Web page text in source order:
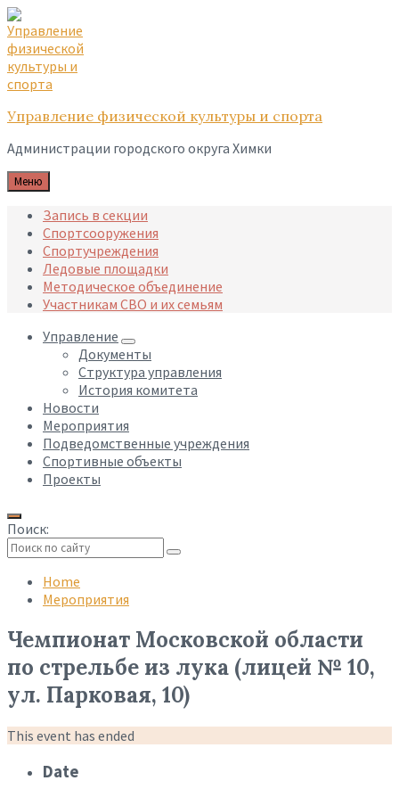
Skip
to
content
Skip
to
main
navigation
Skip
to
footer
Управление физической культуры и спорта
Администрации городского округа Химки
Меню
Запись в секции
Спортсооружения
Спортучреждения
Ледовые площадки
Методическое объединение
Участникам СВО и их семьям
Управление
Документы
Структура управления
История комитета
Новости
Мероприятия
Подведомственные учреждения
Спортивные объекты
Проекты
Поиск:
search
Home
Мероприятия
Чемпионат Московской области
по стрельбе из лука (лицей № 10,
ул. Парковая, 10)
This event has ended
Date